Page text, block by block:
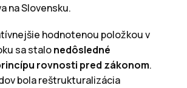
na Slovensku.
hodnotenou položkou v
sa stalonedôsledné
rovnosti pred zákonom.
bola reštrukturalizácia